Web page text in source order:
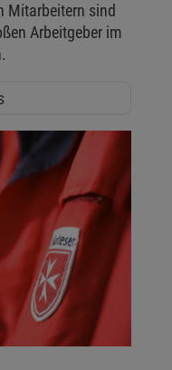
Mitarbeitern sind
Arbeitgeber im